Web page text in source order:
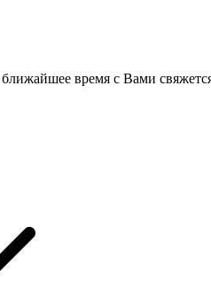
время с Вами